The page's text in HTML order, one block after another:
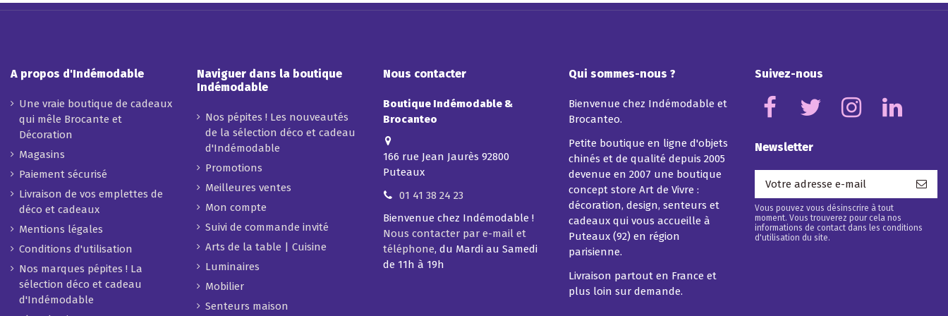
A propos d'Indémodable
Une vraie boutique de cadeaux
qui mêle Brocante et
Décoration
Magasins
Paiement sécurisé
Livraison de vos emplettes de
déco et cadeaux
Mentions légales
Conditions d'utilisation
Nos marques pépites ! La
sélection déco et cadeau
d'Indémodable
Naviguer dans la boutique
Indémodable
Nos pépites ! Les nouveautés
de la sélection déco et cadeau
d'Indémodable
Promotions
Meilleures ventes
Mon compte
Suivi de commande invité
Arts de la table | Cuisine
Luminaires
Mobilier
Senteurs maison
Nous contacter
Boutique Indémodable &
Brocanteo
166 rue Jean Jaurès 92800
Puteaux
01 41 38 24 23
Bienvenue chez Indémodable !
Nous contacter par e-mail et
téléphone, du Mardi au Samedi
de 11h à 19h
Qui sommes-nous ?
Bienvenue chez Indémodable et
Brocanteo.
Petite boutique en ligne d'objets
chinés et de qualité depuis 2005
devenue en 2007 une boutique
concept store Art de Vivre :
décoration, design, senteurs et
cadeaux qui vous accueille à
Puteaux (92) en région
parisienne.
Livraison partout en France et
plus loin sur demande.
Suivez-nous
Newsletter
Vous pouvez vous désinscrire à tout
moment. Vous trouverez pour cela nos
informations de contact dans les conditions
d'utilisation du site.